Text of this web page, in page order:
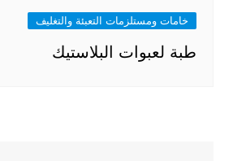
خامات ومستلزمات التعبئة والتغليف
طبة لعبوات البلاستيك